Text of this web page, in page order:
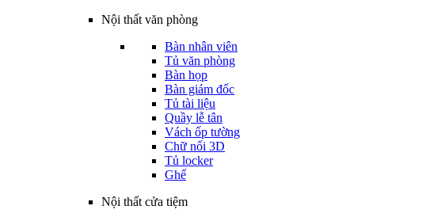
Nội thất văn phòng
Bàn nhân viên
Tủ văn phòng
Bàn họp
Bàn giám đốc
Tủ tài liệu
Quầy lễ tân
Vách ốp tường
Chữ nổi 3D
Tủ locker
Ghế
Nội thất cửa tiệm